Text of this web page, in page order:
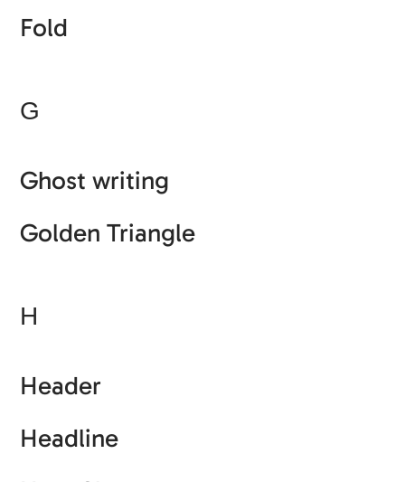
Fold
G
Ghost writing
Golden Triangle
H
Header
Headline